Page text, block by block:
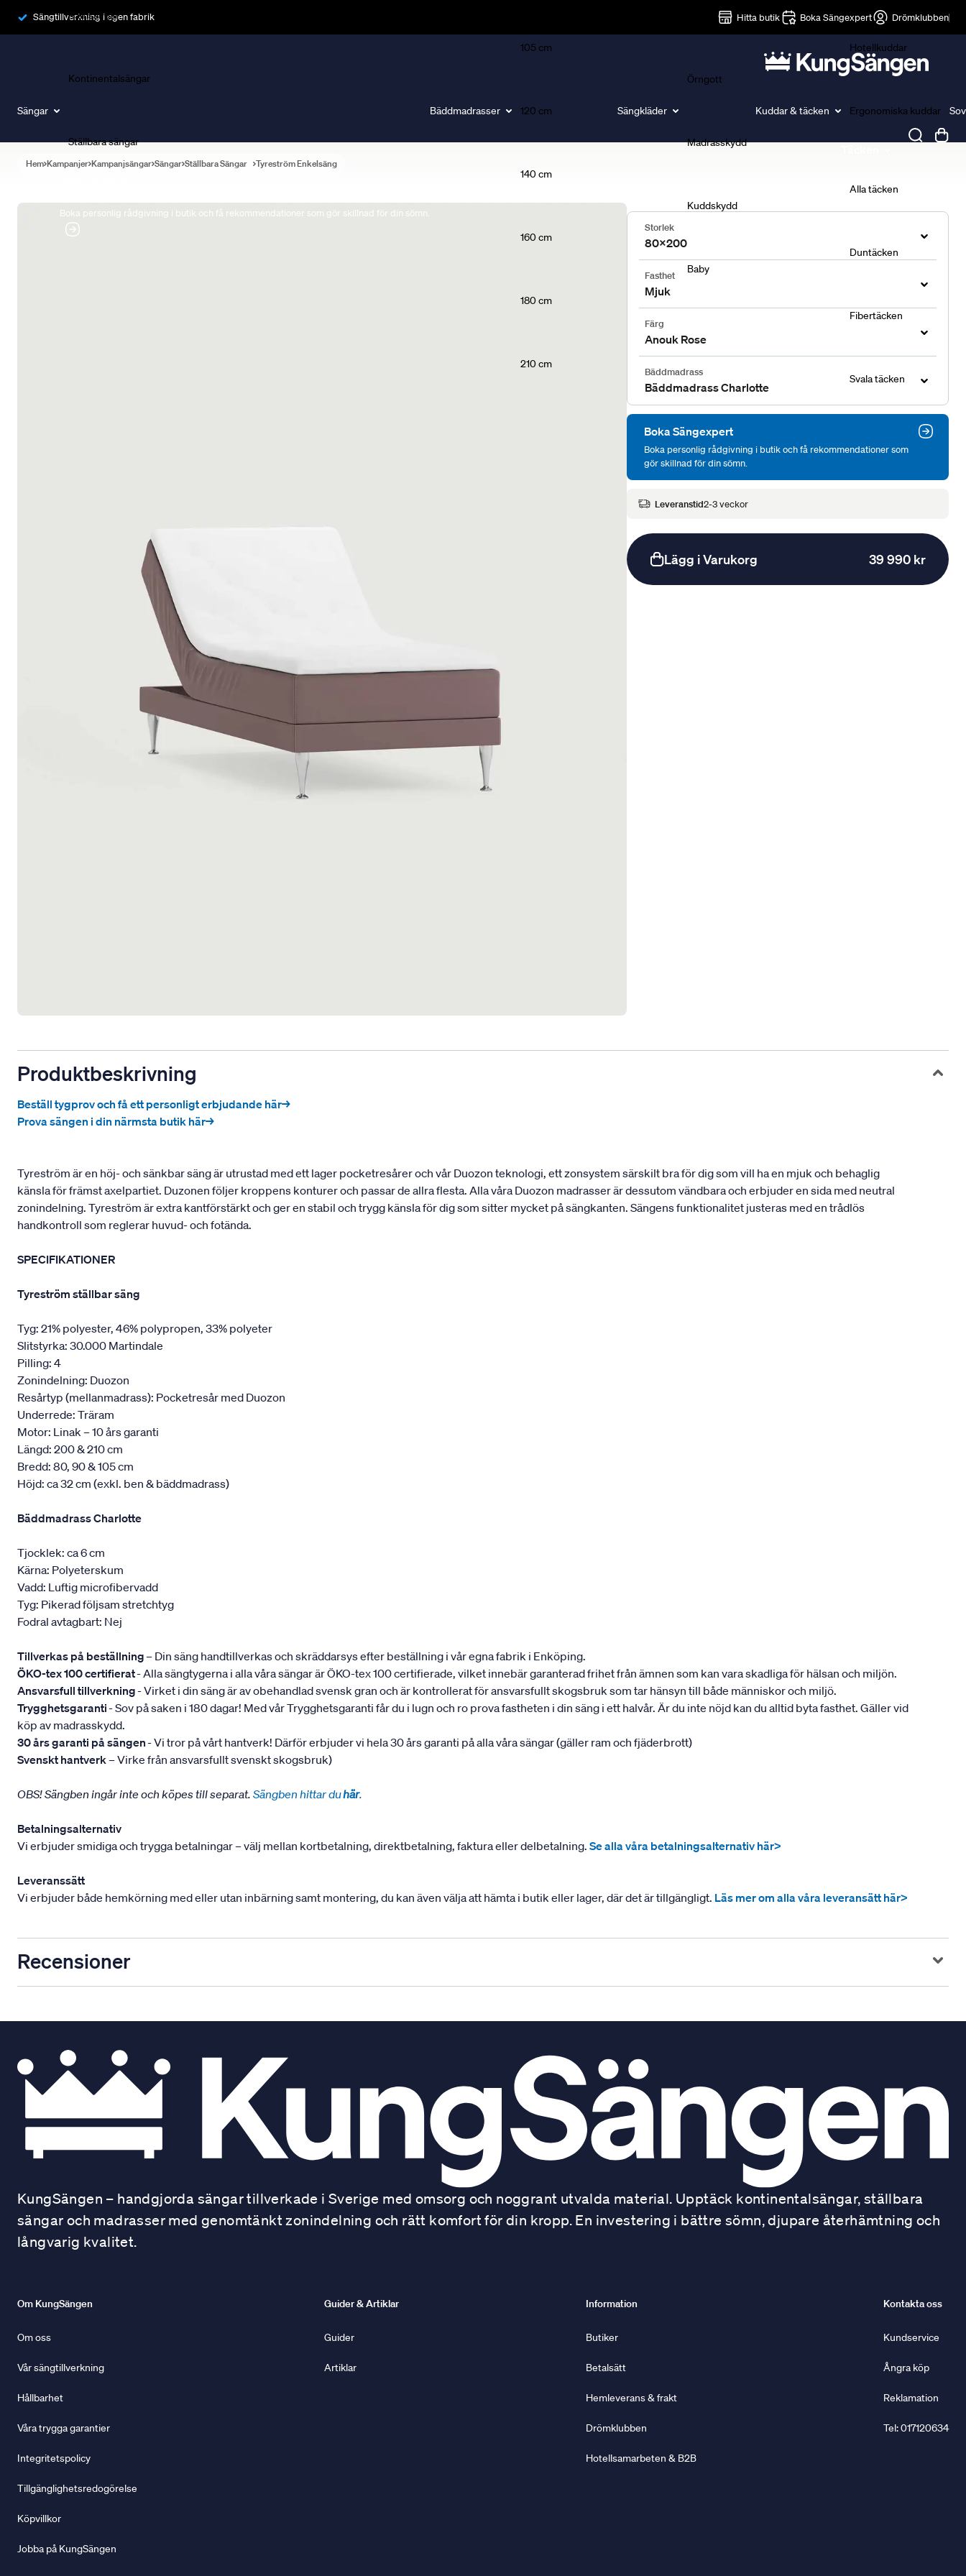
Sängtillverkning i egen fabrik Hitta butik Boka Sängexpert Drömklubben
Sängar
Ramsängar
Kontinentalsängar
Ställbara sängar
Boka personlig rådgivning i butik och få rekommendationer som gör skillnad för din sömn.
Bäddmadrasser
105 cm
120 cm
140 cm
160 cm
180 cm
210 cm
Sängkläder
Örngott
Madrasskydd
Kuddskydd
Baby
Kuddar & täcken
Hotellkuddar
Ergonomiska kuddar
Alla täcken
Duntäcken
Fibertäcken
Svala täcken
Hem Kampanjer Kampanjsängar Sängar Ställbara Sängar Tyreström Enkelsäng
Storlek
80x200
Fasthet
Mjuk
Färg
Anouk Rose
Bäddmadrass
Bäddmadrass Charlotte
Boka Sängexpert
Boka personlig rådgivning i butik och få rekommendationer som
gör skillnad för din sömn.
Leveranstid2-3 veckor
Lägg i Varukorg 39 990 kr
Produktbeskrivning
Beställ tygprov och få ett personligt erbjudande här→
Prova sängen i din närmsta butik här→
Tyreström är en höj- och sänkbar säng är utrustad med ett lager pocketresårer och vår Duozon teknologi, ett zonsystem särskilt bra för dig som vill ha en mjuk och behaglig
känsla för främst axelpartiet. Duzonen följer kroppens konturer och passar de allra flesta. Alla våra Duozon madrasser är dessutom vändbara och erbjuder en sida med neutral
zonindelning. Tyreström är extra kantförstärkt och ger en stabil och trygg känsla för dig som sitter mycket på sängkanten. Sängens funktionalitet justeras med en trådlös
handkontroll som reglerar huvud- och fotända.
SPECIFIKATIONER
Tyreström ställbar säng
Tyg: 21% polyester, 46% polypropen, 33% polyeter
Slitstyrka: 30.000 Martindale
Pilling: 4
Zonindelning: Duozon
Resårtyp (mellanmadrass): Pocketresår med Duozon
Underrede: Träram
Motor: Linak – 10 års garanti
Längd: 200 & 210 cm
Bredd: 80, 90 & 105 cm
Höjd: ca 32 cm (exkl. ben & bäddmadrass)
Bäddmadrass Charlotte
Tjocklek: ca 6 cm
Kärna: Polyeterskum
Vadd: Luftig microfibervadd
Tyg: Pikerad följsam stretchtyg
Fodral avtagbart: Nej
Tillverkas på beställning– Din säng handtillverkas och skräddarsys efter beställning i vår egna fabrik i Enköping.
ÖKO-tex 100 certifierat- Alla sängtygerna i alla våra sängar är ÖKO-tex 100 certifierade, vilket innebär garanterad frihet från ämnen som kan vara skadliga för hälsan och miljön.
Ansvarsfull tillverkning- Virket i din säng är av obehandlad svensk gran och är kontrollerat för ansvarsfullt skogsbruk som tar hänsyn till både människor och miljö.
Trygghetsgaranti- Sov på saken i 180 dagar! Med vår Trygghetsgaranti får du i lugn och ro prova fastheten i din säng i ett halvår. Är du inte nöjd kan du alltid byta fasthet. Gäller vid
köp av madrasskydd.
30 års garanti på sängen- Vi tror på vårt hantverk! Därför erbjuder vi hela 30 års garanti på alla våra sängar (gäller ram och fjäderbrott)
Svenskt hantverk– Virke från ansvarsfullt svenskt skogsbruk)
OBS! Sängben ingår inte och köpes till separat. Sängben hittar duhär.
Betalningsalternativ
Vi erbjuder smidiga och trygga betalningar – välj mellan kortbetalning, direktbetalning, faktura eller delbetalning. Se alla våra betalningsalternativ här>
Leveranssätt
Vi erbjuder både hemkörning med eller utan inbärning samt montering, du kan även välja att hämta i butik eller lager, där det är tillgängligt. Läs mer om alla våra leveransätt här>
Recensioner
KungSängen – handgjorda sängar tillverkade i Sverige med omsorg och noggrant utvalda material. Upptäck kontinentalsängar, ställbara
sängar och madrasser med genomtänkt zonindelning och rätt komfort för din kropp. En investering i bättre sömn, djupare återhämtning och
långvarig kvalitet.
Om KungSängen
Om oss
Vår sängtillverkning
Hållbarhet
Våra trygga garantier
Integritetspolicy
Tillgänglighetsredogörelse
Köpvillkor
Jobba på KungSängen
Guider & Artiklar
Guider
Artiklar
Information
Butiker
Betalsätt
Hemleverans & frakt
Drömklubben
Hotellsamarbeten & B2B
Kontakta oss
Kundservice
Ångra köp
Reklamation
Tel: 017120634